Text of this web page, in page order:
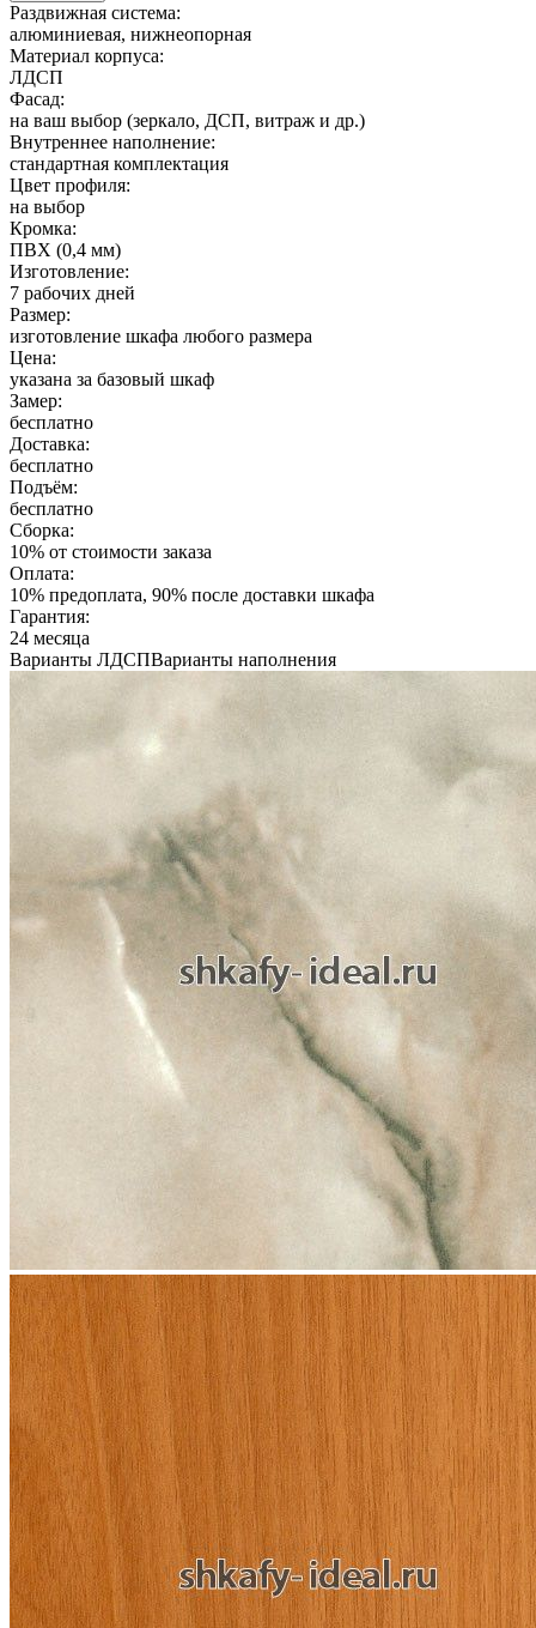
Раздвижная система:
алюминиевая, нижнеопорная
Материал корпуса:
ЛДСП
Фасад:
на ваш выбор (зеркало, ДСП, витраж и др.)
Внутреннее наполнение:
стандартная комплектация
Цвет профиля:
на выбор
Кромка:
ПВХ (0,4 мм)
Изготовление:
7 рабочих дней
Размер:
изготовление шкафа любого размера
Цена:
указана за базовый шкаф
Замер:
бесплатно
Доставка:
бесплатно
Подъём:
бесплатно
Сборка:
10% от стоимости заказа
Оплата:
10% предоплата, 90% после доставки шкафа
Гарантия:
24 месяца
Варианты ЛДСПВарианты наполнения